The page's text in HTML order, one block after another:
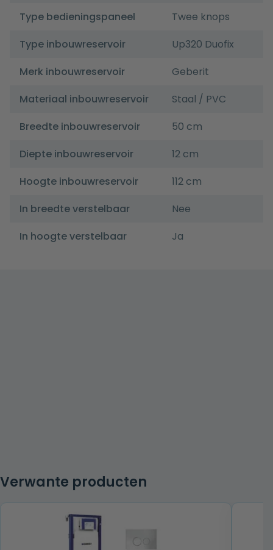
Type bedieningspaneel
Twee knops
Type inbouwreservoir
Up320 Duofix
Merk inbouwreservoir
Geberit
Materiaal inbouwreservoir
Staal / PVC
Breedte inbouwreservoir
50 cm
Diepte inbouwreservoir
12 cm
Hoogte inbouwreservoir
112 cm
In breedte verstelbaar
Nee
In hoogte verstelbaar
Ja
Verwante producten